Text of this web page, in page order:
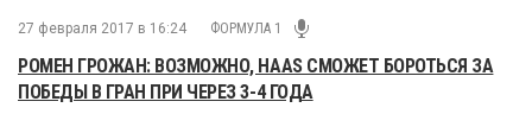
27 февраля 2017 в 16:24 ФОРМУЛА 1
РОМЕН ГРОЖАН: ВОЗМОЖНО, HAAS СМОЖЕТ БОРОТЬСЯ ЗА
ПОБЕДЫ В ГРАН ПРИ ЧЕРЕЗ 3-4 ГОДА